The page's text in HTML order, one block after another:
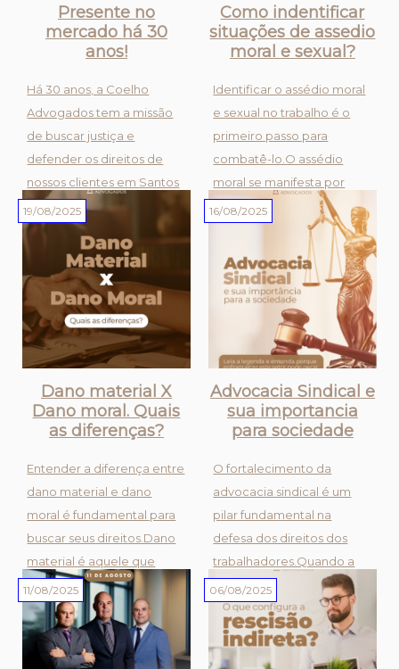
Presente no
mercado há 30
anos!
Há 30 anos, a Coelho
Advogados tem a missão
de buscar justiça e
defender os direitos de
nossos clientes em Santos
e região.Nossa história é
construída com ética,
dedicação e um
compromisso inabalável
com a excelência
jurídica.Venha nos c...
Como indentificar
situações de assedio
moral e sexual?
Identificar o assédio moral
e sexual no trabalho é o
primeiro passo para
combatê-lo.O assédio
moral se manifesta por
meio de condutas
repetitivas que expõem o
trabalhador a situações
humilhantes e
constrangedoras, como
cobranças abusivas e ex...
19/08/2025
Dano material X
Dano moral. Quais
as diferenças?
Entender a diferença entre
dano material e dano
moral é fundamental para
buscar seus direitos.Dano
material é aquele que
causa um prejuízo
financeiro direto. Pode ser
a perda de um bem,
gastos com consertos ou o
16/08/2025
Advocacia Sindical e
sua importancia
para sociedade
O fortalecimento da
advocacia sindical é um
pilar fundamental na
defesa dos direitos dos
trabalhadores.Quando a
ética e o compromisso são
enfraquecidos neste setor,
toda a classe trabalhadora
é impactada, perdendo
11/08/2025 06/08/2025